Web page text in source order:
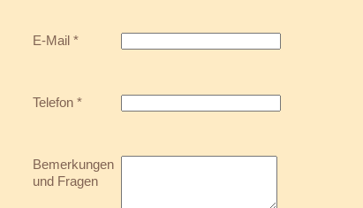
E-Mail *
Telefon *
Bemerkungen
und Fragen